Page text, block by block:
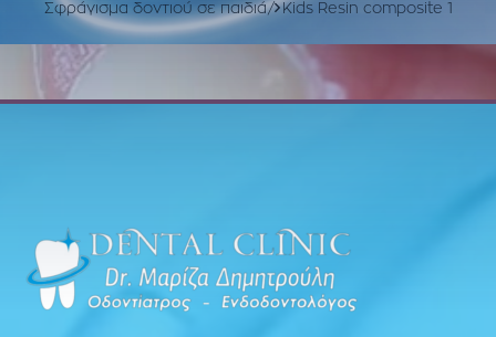
Σφράγισμα δοντιού σε παιδιά
Kids Resin composite 1